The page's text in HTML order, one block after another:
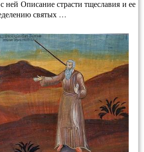
ней Описание страсти тщеславия и ее
святых …